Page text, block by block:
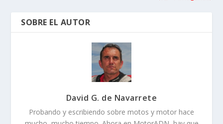
SOBRE EL AUTOR
David G. de Navarrete
Probando y escribiendo sobre motos y motor hace